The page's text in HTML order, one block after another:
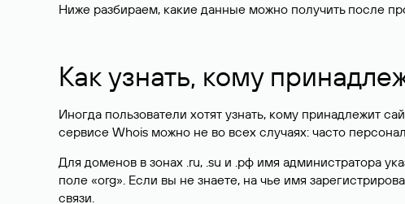
Ниже разбираем, какие данные можно получить после
Как узнать, кому
Иногда пользователи хотят узнать, кому принадлежит
сервисе Whois можно не во всех случаях: часто
Для доменов в зонах .ru, .su и .рф имя администратора
поле «org». Если вы не знаете, на чье имя
связи.